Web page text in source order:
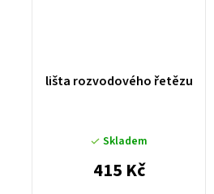
lišta rozvodového řetězu
Skladem
415 Kč